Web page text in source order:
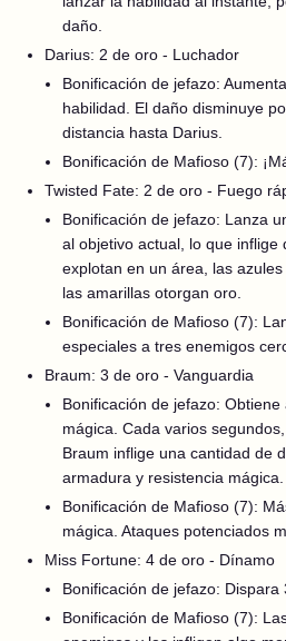
daño.
Darius: 2 de oro - Luchador
Bonificación de jefazo:
habilidad. El daño disminuye
distancia hasta Darius.
Bonificación de Mafioso (7):
Twisted Fate: 2 de oro - Fuego
Bonificación de jefazo: Lanza
al objetivo actual, lo que inflige
explotan en un área, las
las amarillas otorgan oro.
Bonificación de Mafioso (7):
especiales a tres enemigos
Braum: 3 de oro - Vanguardia
Bonificación de jefazo:
mágica. Cada varios
Braum inflige una cantidad de
armadura y resistencia mágica.
Bonificación de Mafioso (7):
mágica. Ataques potenciados
Miss Fortune: 4 de oro - Dínamo
Bonificación de jefazo: Dispara
Bonificación de Mafioso (7):